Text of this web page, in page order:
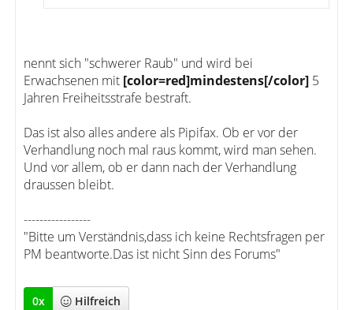
nennt sich "schwerer Raub" und wird bei
Erwachsenen mit [color=red]mindestens[/color] 5
Jahren Freiheitsstrafe bestraft.
Das ist also alles andere als Pipifax. Ob er vor der
Verhandlung noch mal raus kommt, wird man sehen.
Und vor allem, ob er dann nach der Verhandlung
draussen bleibt.
-----------------
"Bitte um Verständnis,dass ich keine Rechtsfragen per
PM beantworte.Das ist nicht Sinn des Forums"
0x Hilfreich